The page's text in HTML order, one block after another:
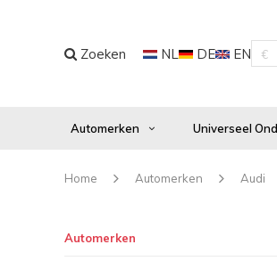
Zoeken NL DE EN €
Automerken Universeel
Home Automerken Audi
Automerken